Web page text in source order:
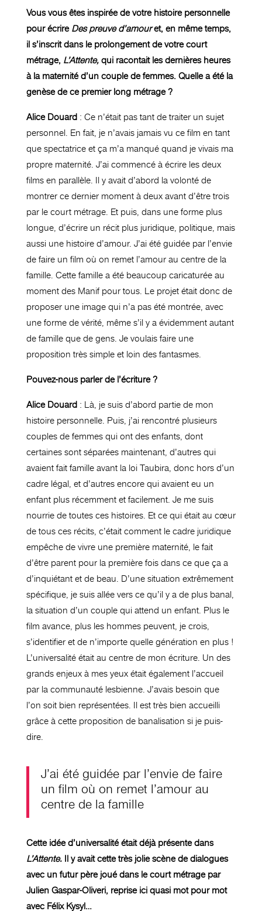
Vous vous êtes inspirée de votre histoire personnelle
pour écrire Des preuve d’amouret, en même temps,
il s’inscrit dans le prolongement de votre court
métrage, L’Attente, qui racontait les dernières heures
à la maternité d’un couple de femmes. Quelle a été la
genèse de ce premier long métrage ?
Alice Douard: Ce n’était pas tant de traiter un sujet
personnel. En fait, je n’avais jamais vu ce film en tant
que spectatrice et ça m’a manqué quand je vivais ma
propre maternité. J’ai commencé à écrire les deux
films en parallèle. Il y avait d’abord la volonté de
montrer ce dernier moment à deux avant d’être trois
par le court métrage. Et puis, dans une forme plus
longue, d’écrire un récit plus juridique, politique, mais
aussi une histoire d’amour. J’ai été guidée par l’envie
de faire un film où on remet l’amour au centre de la
famille. Cette famille a été beaucoup caricaturée au
moment des Manif pour tous. Le projet était donc de
proposer une image qui n’a pas été montrée, avec
une forme de vérité, même s’il y a évidemment autant
de famille que de gens. Je voulais faire une
proposition très simple et loin des fantasmes.
Pouvez-nous parler de l’écriture ?
Alice Douard: Là, je suis d’abord partie de mon
histoire personnelle. Puis, j’ai rencontré plusieurs
couples de femmes qui ont des enfants, dont
certaines sont séparées maintenant, d’autres qui
avaient fait famille avant la loi Taubira, donc hors d’un
cadre légal, et d’autres encore qui avaient eu un
enfant plus récemment et facilement. Je me suis
nourrie de toutes ces histoires. Et ce qui était au cœur
de tous ces récits, c’était comment le cadre juridique
empêche de vivre une première maternité, le fait
d’être parent pour la première fois dans ce que ça a
d’inquiétant et de beau. D’une situation extrêmement
spécifique, je suis allée vers ce qu’il y a de plus banal,
la situation d’un couple qui attend un enfant. Plus le
film avance, plus les hommes peuvent, je crois,
s’identifier et de n’importe quelle génération en plus !
L’universalité était au centre de mon écriture. Un des
grands enjeux à mes yeux était également l’accueil
par la communauté lesbienne. J’avais besoin que
l’on soit bien représentées. Il est très bien accueilli
grâce à cette proposition de banalisation si je puis-
dire.
J’ai été guidée par l’envie de faire
un film où on remet l’amour au
centre de la famille
Cette idée d’universalité était déjà présente dans
L’Attente. Ily avait cette très jolie scène de dialogues
avec un futur père joué dans le court métrage par
Julien Gaspar-Oliveri, reprise ici quasi mot pour mot
avec Félix Kysyl…